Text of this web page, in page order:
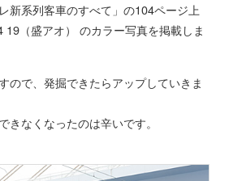
新系列客車のすべて」の104ページ上
（盛アオ） のカラー写真を掲載しま
ので、発掘できたらアップしていきま
きなくなったのは辛いです。